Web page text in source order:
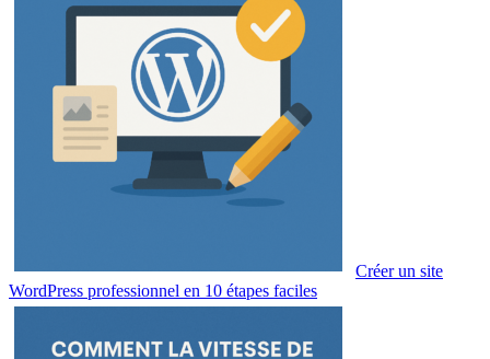
Créer un site
WordPress professionnel en 10 étapes faciles